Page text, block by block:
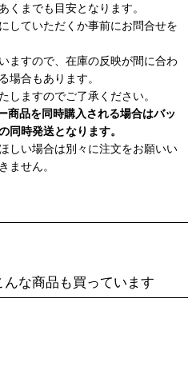
くまでも目安となります。
していただくか事前にお問合せを
ますので、在庫の反映が間に合わ
場合もあります。
しますのでご了承ください。
商品を同時購入される場合はバッ
同時発送となります。
しい場合は別々に注文をお願いい
ません。
な商品も買っています